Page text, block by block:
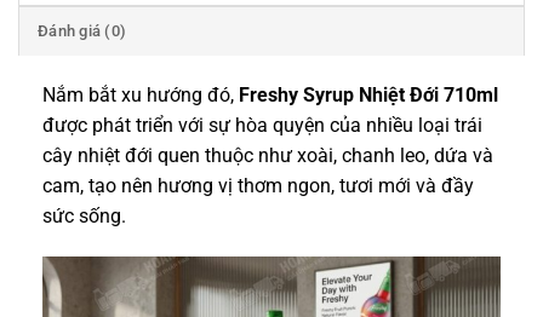
Đánh giá (0)
Nắm bắt xu hướng đó, Freshy Syrup Nhiệt Đới 710ml
được phát triển với sự hòa quyện của nhiều loại trái
cây nhiệt đới quen thuộc như xoài, chanh leo, dứa và
cam, tạo nên hương vị thơm ngon, tươi mới và đầy
sức sống.